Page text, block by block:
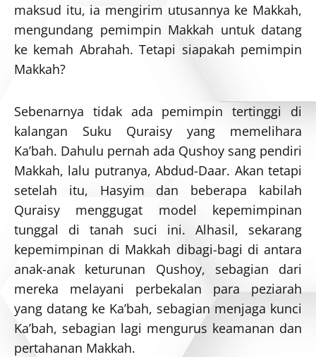
maksud itu, ia mengirim utusannya ke Makkah,
mengundang pemimpin Makkah untuk datang
ke kemah Abrahah. Tetapi siapakah pemimpin
Makkah?
Sebenarnya tidak ada pemimpin tertinggi di
kalangan Suku Quraisy yang memelihara
Ka’bah. Dahulu pernah ada Qushoy sang pendiri
Makkah, lalu putranya, Abdud-Daar. Akan tetapi
setelah itu, Hasyim dan beberapa kabilah
Quraisy menggugat model kepemimpinan
tunggal di tanah suci ini. Alhasil, sekarang
kepemimpinan di Makkah dibagi-bagi di antara
anak-anak keturunan Qushoy, sebagian dari
mereka melayani perbekalan para peziarah
yang datang ke Ka’bah, sebagian menjaga kunci
Ka’bah, sebagian lagi mengurus keamanan dan
pertahanan Makkah.